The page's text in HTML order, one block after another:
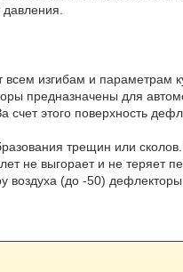
изгибам и параметрам
предназначены для
этого поверхность
трещин или
не выгорает и не теряет
воздуха (до -50)